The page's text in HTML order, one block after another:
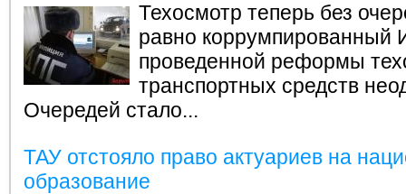
Техосмотр теперь без
равно коррумпированный
проведенной реформы
транспортных средств
Очередей стало...
ТАУ отстояло право актуариев на
образование